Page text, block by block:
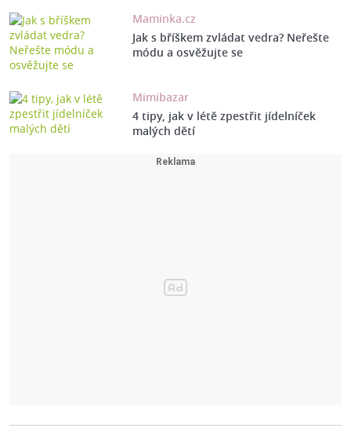
Maminka.cz
Jak s bříškem zvládat vedra? Neřešte
módu a osvěžujte se
Mimibazar
4 tipy, jak v létě zpestřit jídelníček
malých dětí